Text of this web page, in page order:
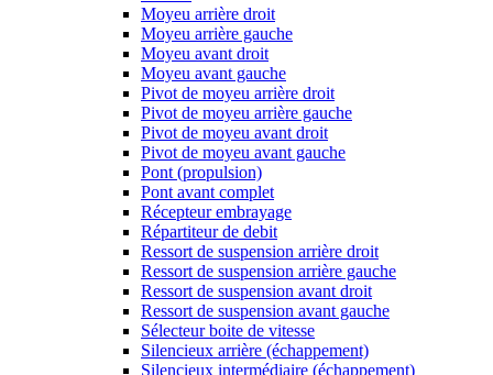
Moyeu arrière droit
Moyeu arrière gauche
Moyeu avant droit
Moyeu avant gauche
Pivot de moyeu arrière droit
Pivot de moyeu arrière gauche
Pivot de moyeu avant droit
Pivot de moyeu avant gauche
Pont (propulsion)
Pont avant complet
Récepteur embrayage
Répartiteur de debit
Ressort de suspension arrière droit
Ressort de suspension arrière gauche
Ressort de suspension avant droit
Ressort de suspension avant gauche
Sélecteur boite de vitesse
Silencieux arrière (échappement)
Silencieux intermédiaire (échappement)